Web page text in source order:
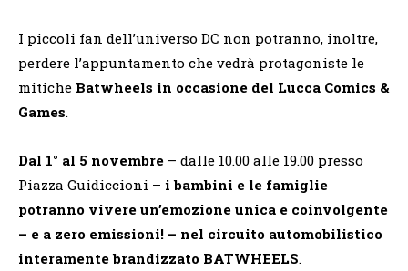
I piccoli fan dell’universo DC non potranno, inoltre,
perdere l’appuntamento che vedrà protagoniste le
mitiche Batwheels in occasione del Lucca Comics &
Games.
Dal 1° al 5 novembre – dalle 10.00 alle 19.00 presso
Piazza Guidiccioni – i bambini e le famiglie
potranno vivere un’emozione unica e coinvolgente
– e a zero emissioni! – nel circuito automobilistico
interamente brandizzato BATWHEELS.